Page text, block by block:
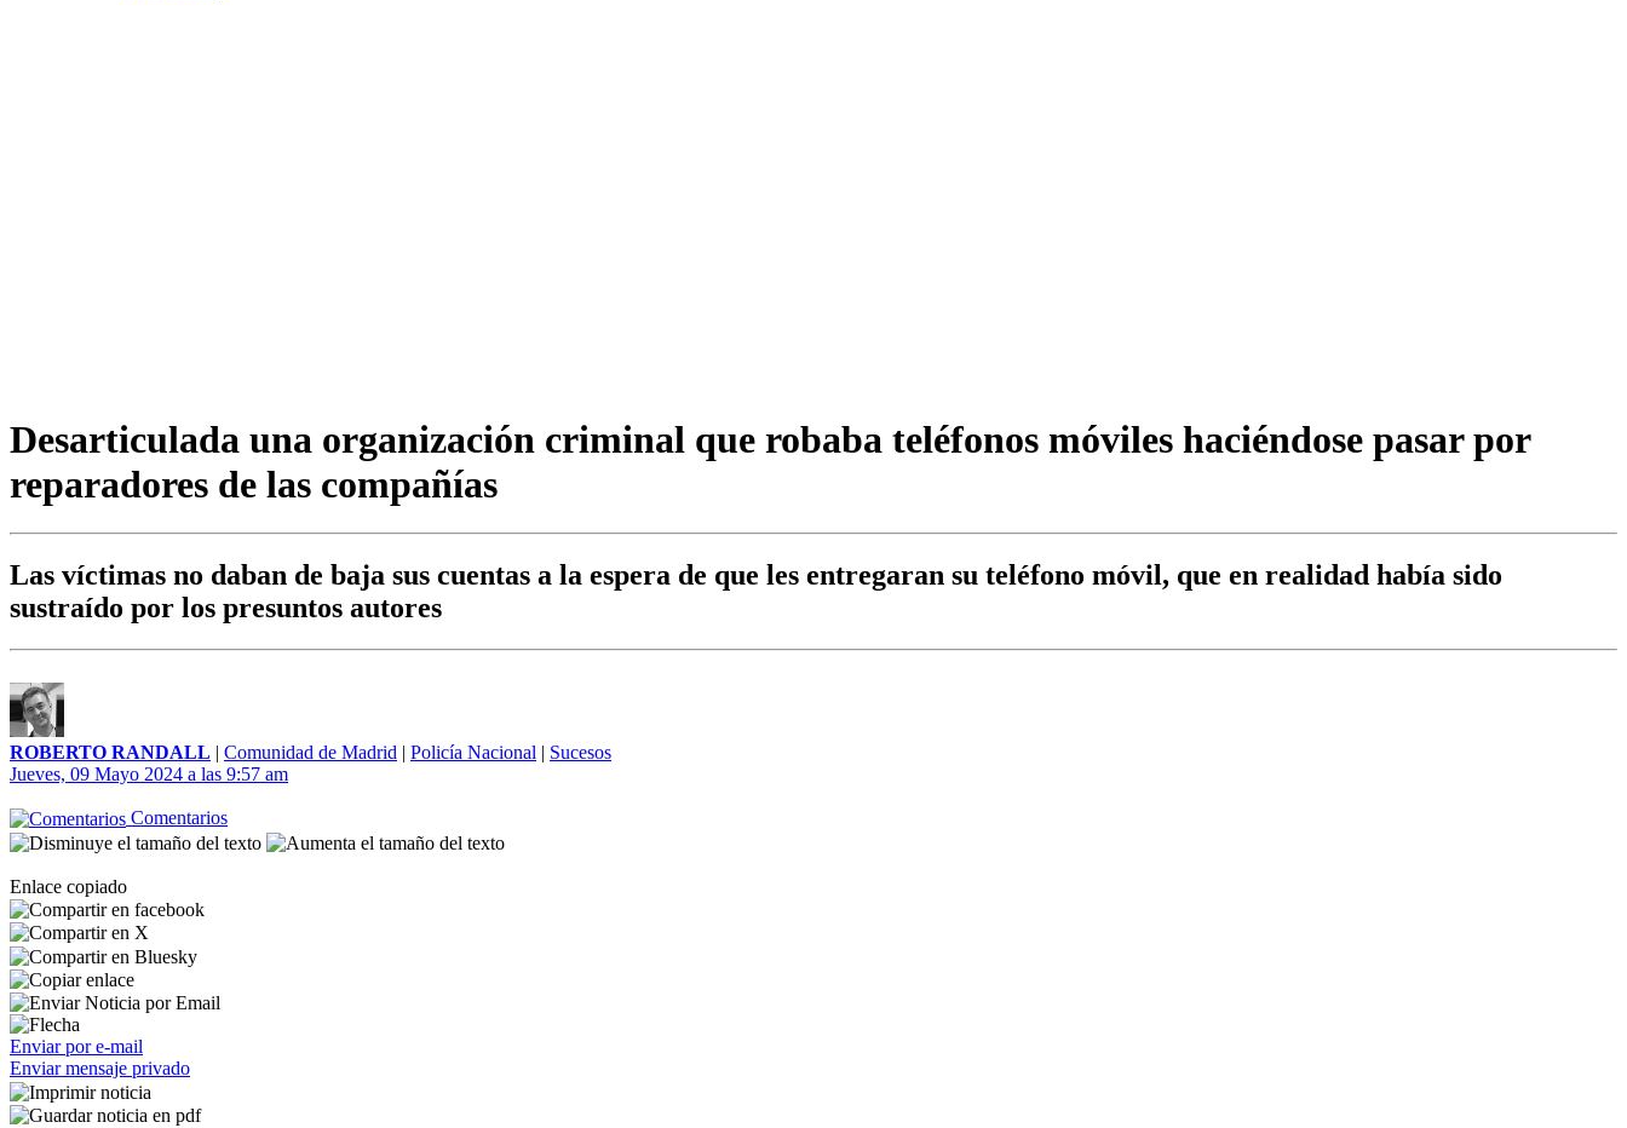
Desarticulada una organización criminal que robaba teléfonos móviles haciéndose pasar por
reparadores de las compañías
Las víctimas no daban de baja sus cuentas a la espera de que les entregaran su teléfono móvil, que en realidad había sido
sustraído por los presuntos autores
ROBERTO RANDALL | Comunidad de Madrid | Policía Nacional | Sucesos
Jueves, 09 Mayo 2024 a las 9:57 am
Comentarios
Enlace copiado
Enviar por e-mail
Enviar mensaje privado